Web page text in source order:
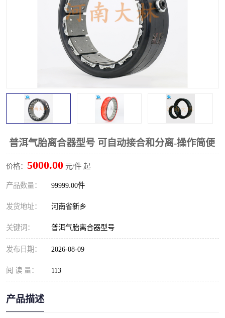
普洱气胎离合器型号 可自动接合和分离-操作简便
价格： 5000.00 元/件 起
产品数量： 99999.00件
发货地址： 河南省新乡
关键词： 普洱气胎离合器型号
发布日期： 2026-08-09
阅 读 量： 113
产品描述
DY隔膜式离合器 CB离合器
实芯轮胎
联轴器
液力端配件